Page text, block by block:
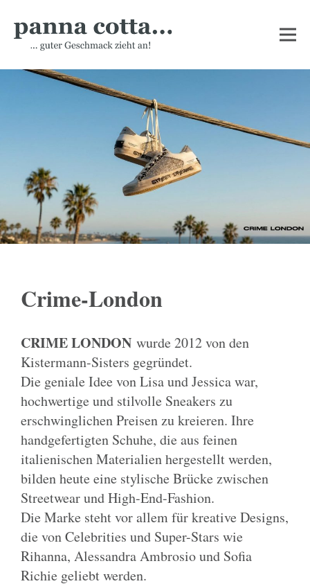
Crime-London
CRIME LONDON wurde 2012 von den
Kistermann-Sisters gegründet.
Die geniale Idee von Lisa und Jessica war,
hochwertige und stilvolle Sneakers zu
erschwinglichen Preisen zu kreieren. Ihre
handgefertigten Schuhe, die aus feinen
italienischen Materialien hergestellt werden,
bilden heute eine stylische Brücke zwischen
Streetwear und High-End-Fashion.
Die Marke steht vor allem für kreative Designs,
die von Celebrities und Super-Stars wie
Rihanna, Alessandra Ambrosio und Sofia
Richie geliebt werden.